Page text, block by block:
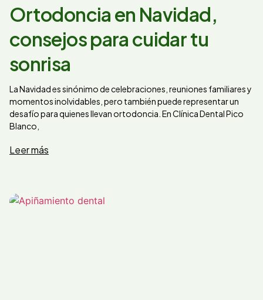
Ortodoncia en Navidad,
consejos para cuidar tu
sonrisa
La Navidad es sinónimo de celebraciones, reuniones familiares y
momentos inolvidables, pero también puede representar un
desafío para quienes llevan ortodoncia. En Clínica Dental Pico
Blanco,
Leer más